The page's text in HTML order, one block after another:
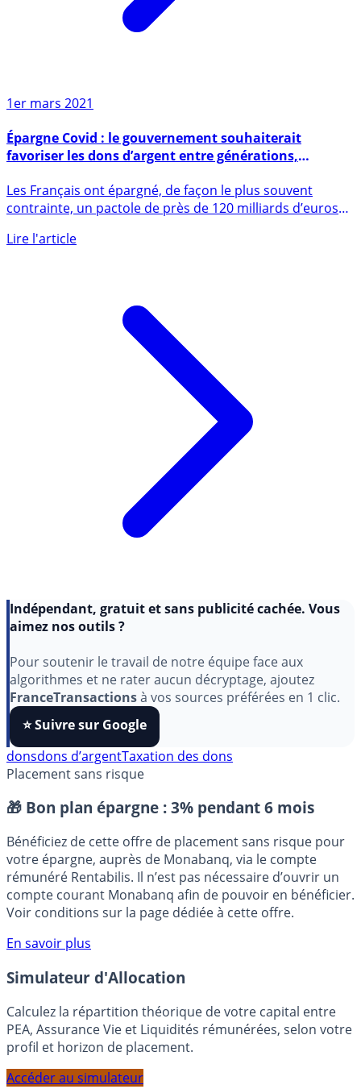
1er mars 2021
favoriser les dons d’argent entre générations,
défiscalisés ?
contrainte, un pactole de près de 120 milliards d’euros
aimez nos outils ?
Pour soutenir le travail de notre équipe face aux
algorithmes et ne rater aucun décryptage, ajoutez
FranceTransactionsà vos sources préférées en 1 clic.
⭐️ Suivre sur Google
Placement sans risque
🎁 Bon plan épargne : 3% pendant 6 mois
Bénéficiez de cette offre de placement sans risque pour
votre épargne, auprès de Monabanq, via le compte
rémunéré Rentabilis. Il n’est pas nécessaire d’ouvrir un
Voir conditions sur la page dédiée à cette offre.
En savoir plus
Simulateur d'Allocation
Calculez la répartition théorique de votre capital entre
PEA, Assurance Vie et Liquidités rémunérées, selon votre
profil et horizon de placement.